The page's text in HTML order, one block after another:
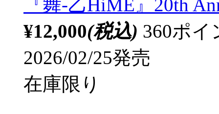
『舞-乙HiME』20th
¥12,000(税込) 360ポ
2026/02/25発売
在庫限り